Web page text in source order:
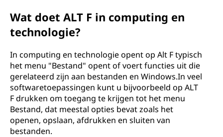
Wat doet ALT F in computing en
technologie?
In computing en technologie opent op Alt F typisch
het menu "Bestand" opent of voert functies uit die
gerelateerd zijn aan bestanden en Windows.In veel
softwaretoepassingen kunt u bijvoorbeeld op ALT
F drukken om toegang te krijgen tot het menu
Bestand, dat meestal opties bevat zoals het
openen, opslaan, afdrukken en sluiten van
bestanden.